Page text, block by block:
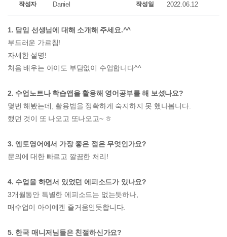
작성자 Daniel 작성일 2022.06.12
1. 담임 선생님에 대해 소개해 주세요.^^
부드러운 가르침!
자세한 설명!
처음 배우는 아이도 부담없이 수업합니다^^
2. 수업노트나 학습앱을 활용해 영어공부를 해 보셨나요?
몇번 해봤는데, 활용법을 정확하게 숙지하지 못 했나봅니다.
했던 것이 또 나오고 또나오고~ ㅎ
3. 엔토영어에서 가장 좋은 점은 무엇인가요?
문의에 대한 빠르고 깔끔한 처리!
4. 수업을 하면서 있었던 에피소드가 있나요?
3개월동안 특별한 에피소드는 없는듯하나,
매수업이 아이에겐 즐거움인듯합니다.
5. 한국 매니저님들은 친절하신가요?